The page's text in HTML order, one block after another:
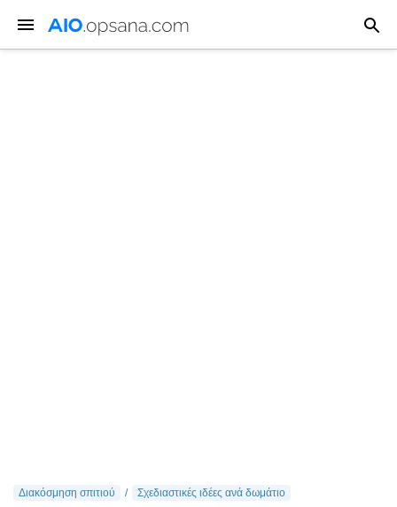
Διακόσμηση σπιτιού Σχεδιαστικές ιδέες ανά δωμάτιο